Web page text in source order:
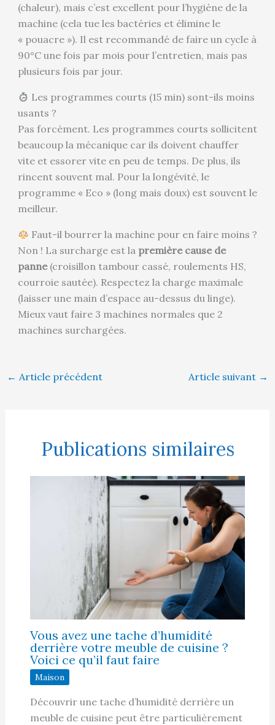
(chaleur), mais c’est excellent pour l’hygiène de la
machine (cela tue les bactéries et élimine le
« pouacre »). Il est recommandé de faire un cycle à
90°C une fois par mois pour l’entretien, mais pas
plusieurs fois par jour.
Les programmes courts (15 min) sont-ils moins
usants ?
Pas forcément. Les programmes courts sollicitent
beaucoup la mécanique car ils doivent chauffer
vite et essorer vite en peu de temps. De plus, ils
rincent souvent mal. Pour la longévité, le
programme « Eco » (long mais doux) est souvent le
meilleur.
Faut-il bourrer la machine pour en faire moins ?
Non ! La surcharge est la première cause de
panne(croisillon tambour cassé, roulements HS,
courroie sautée). Respectez la charge maximale
(laisser une main d’espace au-dessus du linge).
Mieux vaut faire 3 machines normales que 2
machines surchargées.
← Article précédent Article suivant →
Publications similaires
Vous avez une tache d’humidité
derrière votre meuble de cuisine ?
Voici ce qu’il faut faire
Maison
Découvrir une tache d’humidité derrière un
meuble de cuisine peut être particulièrement